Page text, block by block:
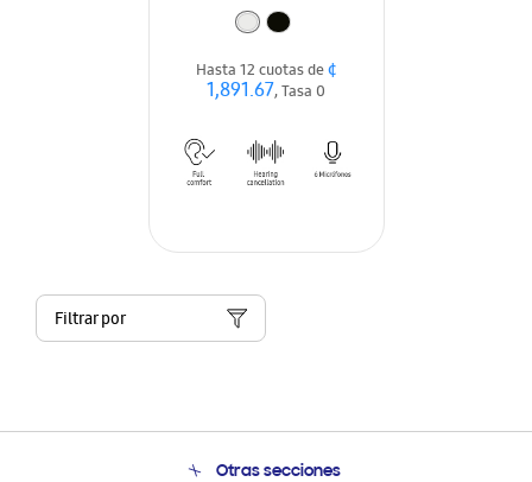
Hasta 12 cuotas de¢
1,891.67, Tasa 0
Filtrar por
Otras secciones